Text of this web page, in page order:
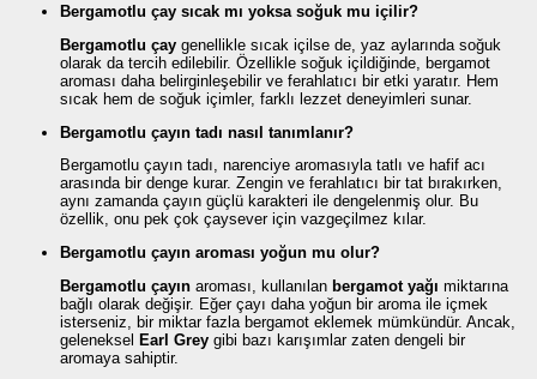
Bergamotlu çay sıcak mı yoksa soğuk mu içilir?
Bergamotlu çay genellikle sıcak içilse de, yaz aylarında soğuk
olarak da tercih edilebilir. Özellikle soğuk içildiğinde, bergamot
aroması daha belirginleşebilir ve ferahlatıcı bir etki yaratır. Hem
sıcak hem de soğuk içimler, farklı lezzet deneyimleri sunar.
Bergamotlu çayın tadı nasıl tanımlanır?
Bergamotlu çayın tadı, narenciye aromasıyla tatlı ve hafif acı
arasında bir denge kurar. Zengin ve ferahlatıcı bir tat bırakırken,
aynı zamanda çayın güçlü karakteri ile dengelenmiş olur. Bu
özellik, onu pek çok çaysever için vazgeçilmez kılar.
Bergamotlu çayın aroması yoğun mu olur?
Bergamotlu çayın aroması, kullanılan bergamot yağı miktarına
bağlı olarak değişir. Eğer çayı daha yoğun bir aroma ile içmek
isterseniz, bir miktar fazla bergamot eklemek mümkündür. Ancak,
geleneksel Earl Grey gibi bazı karışımlar zaten dengeli bir
aromaya sahiptir.